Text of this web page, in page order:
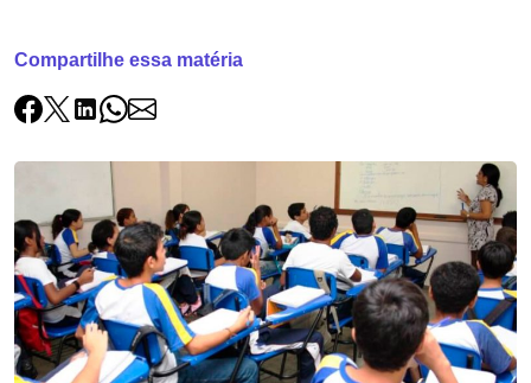
Compartilhe essa matéria